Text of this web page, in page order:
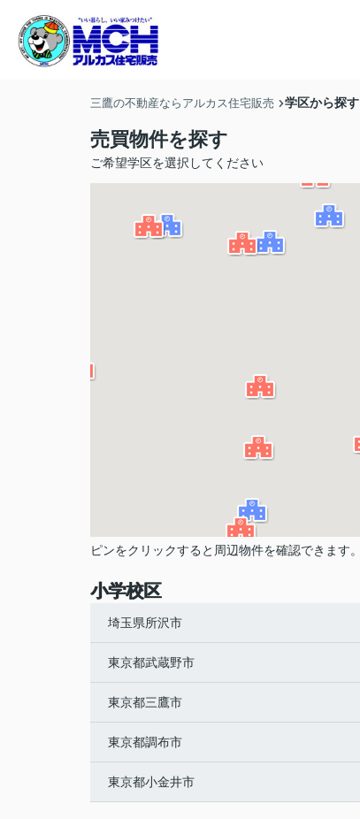
三鷹の不動産ならアルカス住宅販売 学区から探す
売買物件を探す
ご希望学区を選択してください
ピンをクリックすると周辺物件を確認できます。
小学校区
埼玉県所沢市
東京都武蔵野市
東京都三鷹市
東京都調布市
東京都小金井市